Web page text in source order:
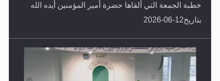
خطبة الجمعة التي ألقاها حضرة أمير المؤمنين أيده الله
بتاريخ12-06-2026